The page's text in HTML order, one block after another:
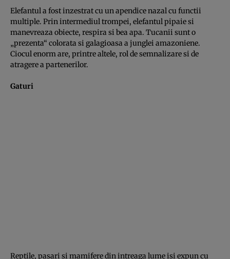
Elefantul a fost inzestrat cu un apendice nazal cu functii
multiple. Prin intermediul trompei, ele­fantul pipaie si
manevreaza obiecte, respira si bea apa. Tucanii sunt o
„prezenta“ colorata si galagioasa a junglei amazoniene.
Ciocul enorm are, printre altele, rol de semnalizare si de
atragere a partenerilor.
Gaturi
Reptile, pasari si mamifere din intreaga lume isi expun cu